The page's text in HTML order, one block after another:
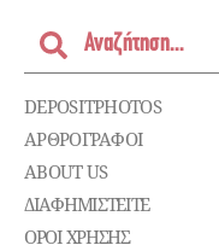
DEPOSITPHOTOS
ΑΡΘΡΟΓΡΑΦΟΙ
ABOUT US
ΔΙΑΦΗΜΙΣΤΕΊΤΕ
ΌΡΟΙ ΧΡΉΣΗΣ